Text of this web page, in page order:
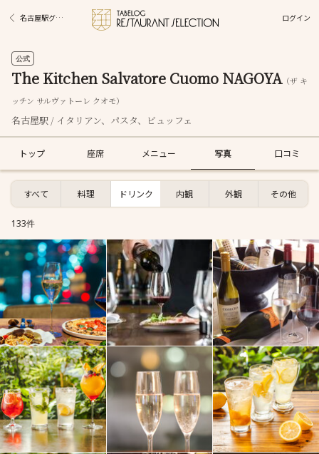
名古屋駅グルメ ログイン
公式
The Kitchen Salvatore Cuomo NAGOYA（ザ キ
ッチン サルヴァトーレ クオモ）
名古屋駅 / イタリアン、パスタ、ビュッフェ
トップ 座席 メニュー 写真 口コミ
すべて 料理 ドリンク 内観 外観 その他
133件